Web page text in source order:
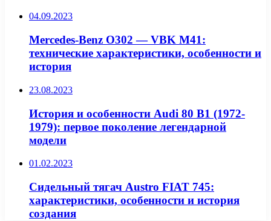
04.09.2023
Mercedes-Benz O302 — VBK M41:
технические характеристики, особенности и
история
23.08.2023
История и особенности Audi 80 B1 (1972-
1979): первое поколение легендарной
модели
01.02.2023
Сидельный тягач Austro FIAT 745:
характеристики, особенности и история
создания